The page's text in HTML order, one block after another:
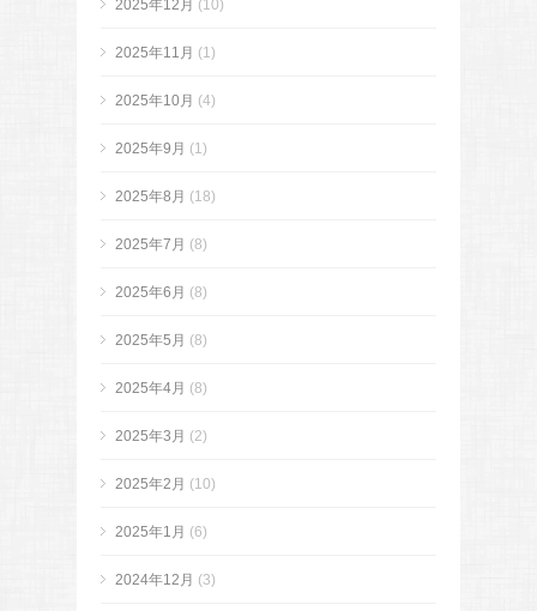
2025年12月 (10)
2025年11月 (1)
2025年10月 (4)
2025年9月 (1)
2025年8月 (18)
2025年7月 (8)
2025年6月 (8)
2025年5月 (8)
2025年4月 (8)
2025年3月 (2)
2025年2月 (10)
2025年1月 (6)
2024年12月 (3)